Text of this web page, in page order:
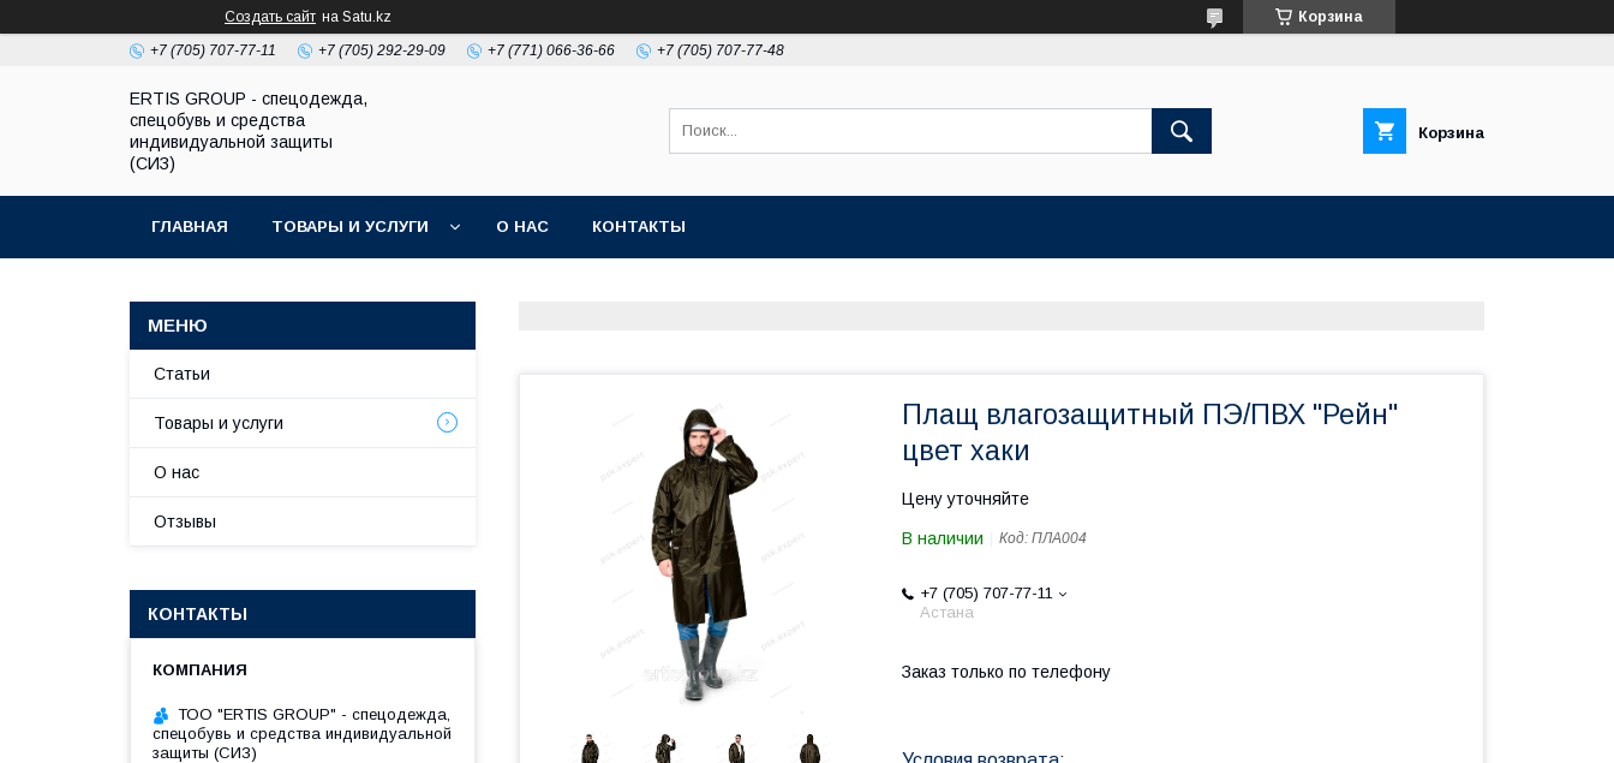
Создать сайт на Satu.kz Корзина
+7 (705) 707-77-11 +7 (705) 292-29-09 +7 (771) 066-36-66 +7 (705) 707-77-48
ERTIS GROUP - спецодежда,
спецобувь и средства
индивидуальной защиты
(СИЗ)
Корзина
ГЛАВНАЯ ТОВАРЫ И УСЛУГИ О НАС КОНТАКТЫ
Плащ влагозащитный ПЭ/ПВХ "Рейн"
цвет хаки
Цену уточняйте
В наличии Код: ПЛА004
+7 (705) 707-77-11
Астана
Заказ только по телефону
Статьи
Товары и услуги
О нас
Отзывы
КОНТАКТЫ
ТОО "ERTIS GROUP" - спецодежда,
спецобувь и средства индивидуальной
защиты (СИЗ)